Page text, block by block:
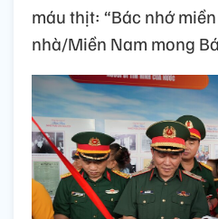
máu thịt: “Bác nhớ
nhà/Miền Nam mong